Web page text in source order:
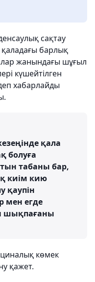
сақтау
барлық
жанындағы шұғыл
күшейтілген
хабарлайды
қала
болуға
табаны бар,
киім кию
қаупін
мен егде
шықпағаны
көмек
қажет.